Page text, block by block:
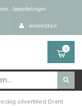
von - beoordelingen
anmelden
0
silverfilled Draht